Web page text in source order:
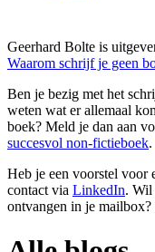
Geerhard Bolte is
Waarom schrijf je geen
Ben je bezig met het
weten wat er allemaal
boek? Meld je dan aan
succesvol non-fictieboek.
Heb je een voorstel voor
contact via LinkedIn. Wil
ontvangen in je